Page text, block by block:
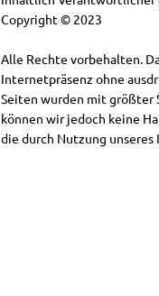
Copyright © 2023
Alle Rechte vorbehalten.
Internetpräsenz ohne
Seiten wurden mit größter
können wir jedoch keine
die durch Nutzung